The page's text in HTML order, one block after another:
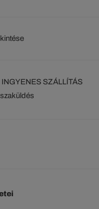
SZÁLLÍTÁS